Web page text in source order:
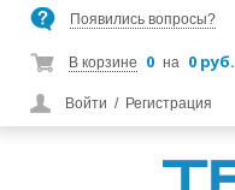
Появились вопросы?
В корзине 0 на 0 руб.
Войти / Регистрация